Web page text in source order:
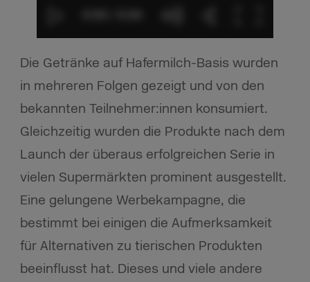
Die Getränke auf Hafermilch-Basis wurden
in mehreren Folgen gezeigt und von den
bekannten Teilnehmer:innen konsumiert.
Gleichzeitig wurden die Produkte nach dem
Launch der überaus erfolgreichen Serie in
vielen Supermärkten prominent ausgestellt.
Eine gelungene Werbekampagne, die
bestimmt bei einigen die Aufmerksamkeit
für Alternativen zu tierischen Produkten
beeinflusst hat. Dieses und viele andere